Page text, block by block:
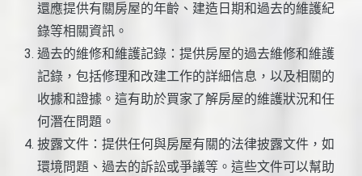
還應提供有關房屋的年齡、建造日期和過去的維護紀
錄等相關資訊。
過去的維修和維護記錄：提供房屋的過去維修和維護
記錄，包括修理和改建工作的詳細信息，以及相關的
收據和證據。這有助於買家了解房屋的維護狀況和任
何潛在問題。
披露文件：提供任何與房屋有關的法律披露文件，如
環境問題、過去的訴訟或爭議等。這些文件可以幫助